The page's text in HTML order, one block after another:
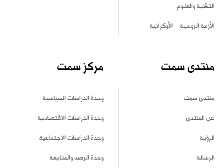
التقنية والعلوم
الأزمة الروسية – الأوكرانية
منتدى سمت
منتدى سمت
عن المنتدى
الرؤية
الرسالة
مركز سمت
وحدة الدراسات السياسية
وحدة الدراسات الاقتصادية
وحدة الدراسات الاجتماعية
وحدة الرصد والمتابعة